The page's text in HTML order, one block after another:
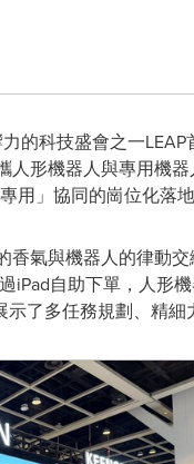
的科技盛會之一
形機器人與專用機
」協同的崗位化落
氣與機器人的律動
自助下單，人形
了多任務規劃、精細